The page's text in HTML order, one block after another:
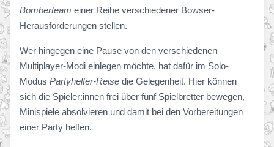
Bomberteam einer Reihe verschiedener Bowser-
Herausforderungen stellen.
Wer hingegen eine Pause von den verschiedenen
Multiplayer-Modi einlegen möchte, hat dafür im Solo-
Modus Partyhelfer-Reise die Gelegenheit. Hier können
sich die Spieler:innen frei über fünf Spielbretter bewegen,
Minispiele absolvieren und damit bei den Vorbereitungen
einer Party helfen.